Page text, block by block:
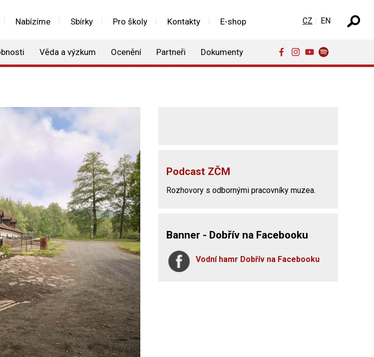
Nabízíme Sbírky Pro školy Kontakty E-shop
Věda a výzkum Ocenění Partneři Dokumenty
Zvolte jazyk
CZ EN
Podcast ZČM
Rozhovory s odbornými pracovníky muzea.
Banner - Dobřív na Facebooku
Vodní hamr Dobřív na Facebooku